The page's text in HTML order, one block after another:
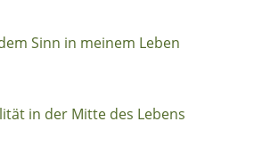
Sinn in meinem Leben
in der Mitte des Lebens